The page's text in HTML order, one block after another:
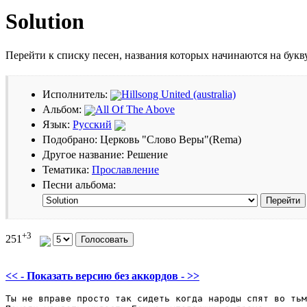
Solution
Перейти к списку песен, названия которых начинаются на
Исполнитель:
Hillsong United (australia)
Альбом:
All Of The Above
Язык: Русский
Подобрано: Церковь "Слово Веры"(Rema)
Другое название: Решение
Тематика: Прославление
Песни альбома:
251 +3
<< - Показать версию без аккордов - >>
Ты не вправе просто так сидеть когда народы спят во